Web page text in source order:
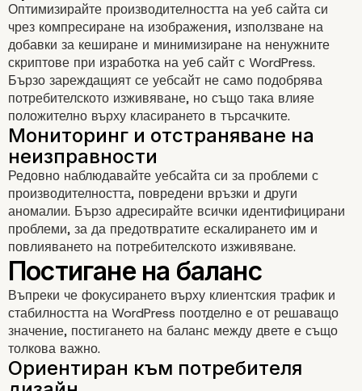
Качествен хостинг
Управление на плъгини и
Оптимизирайте производителността на уеб сайта си
чрез компресиране на изображения, използване на
добавки за кеширане и минимизиране на ненужните
скриптове при изработка на уеб сайт с WordPress.
Бързо зареждащият се уебсайт не само подобрява
потребителското изживяване, но също така влияе
положително върху класирането в търсачките.
Редовно наблюдавайте уебсайта си за проблеми с
производителността, повредени връзки и други
аномалии. Бързо адресирайте всички идентифицирани
проблеми, за да предотвратите ескалирането им и
повлияването на потребителското изживяване.
Въпреки че фокусирането върху клиентския трафик и
стабилността на WordPress поотделно е от решаващо
значение, постигането на баланс между двете е също
толкова важно.